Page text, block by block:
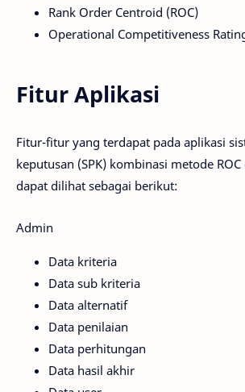
Rank Order Centroid (ROC)
Operational Competitiveness
Fitur Aplikasi
Fitur-fitur yang terdapat pada aplikasi
keputusan (SPK) kombinasi metode ROC
dapat dilihat sebagai berikut:
Admin
Data kriteria
Data sub kriteria
Data alternatif
Data penilaian
Data perhitungan
Data hasil akhir